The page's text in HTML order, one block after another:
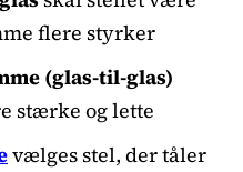
flere styrker
(glas-til-glas)
stærke og lette
vælges stel, der tåler